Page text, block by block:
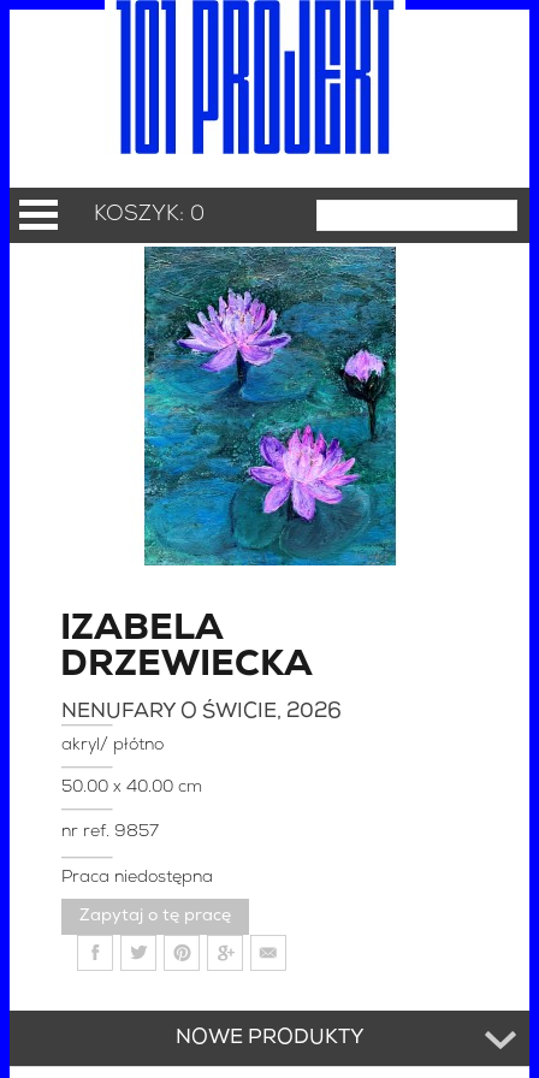
KOSZYK: 0
IZABELA
DRZEWIECKA
NENUFARY O ŚWICIE, 2026
akryl/ płótno
50.00 x 40.00 cm
nr ref.9857
Praca niedostępna
Zapytaj o tę pracę
NOWE PRODUKTY